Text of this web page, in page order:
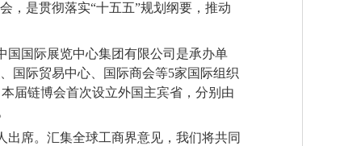
是贯彻落实“十五五”规划纲要，推动
国际展览中心集团有限公司是承办单
国际贸易中心、国际商会等5家国际组织
届链博会首次设立外国主宾省，分别由
席。汇集全球工商界意见，我们将共同